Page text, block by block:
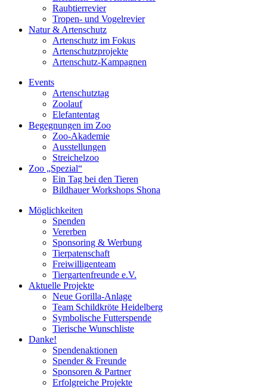
Raubtierrevier
Tropen- und Vogelrevier
Natur & Artenschutz
Artenschutz im Fokus
Artenschutzprojekte
Artenschutz-Kampagnen
Events
Artenschutztag
Zoolauf
Elefantentag
Begegnungen im Zoo
Zoo-Akademie
Ausstellungen
Streichelzoo
Zoo „Spezial“
Ein Tag bei den Tieren
Bildhauer Workshops Shona
Möglichkeiten
Spenden
Vererben
Sponsoring & Werbung
Tierpatenschaft
Freiwilligenteam
Tiergartenfreunde e.V.
Aktuelle Projekte
Neue Gorilla-Anlage
Team Schildkröte Heidelberg
Symbolische Futterspende
Tierische Wunschliste
Danke!
Spendenaktionen
Spender & Freunde
Sponsoren & Partner
Erfolgreiche Projekte